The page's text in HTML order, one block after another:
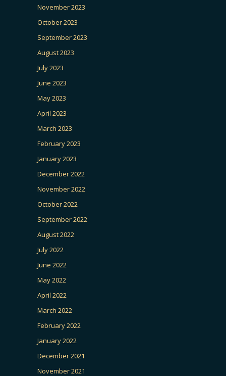
November 2023
October 2023
September 2023
August 2023
July 2023
June 2023
May 2023
April 2023
March 2023
February 2023
January 2023
December 2022
November 2022
October 2022
September 2022
August 2022
July 2022
June 2022
May 2022
April 2022
March 2022
February 2022
January 2022
December 2021
November 2021